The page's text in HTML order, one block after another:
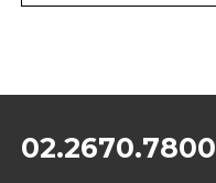
02.2670.7800